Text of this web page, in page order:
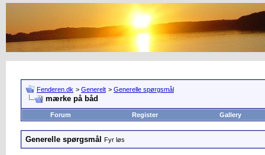
Fenderen.dk > Generelt > Generelle spørgsmål
mærke på båd
Forum Register Gallery
Generelle spørgsmål Fyr løs